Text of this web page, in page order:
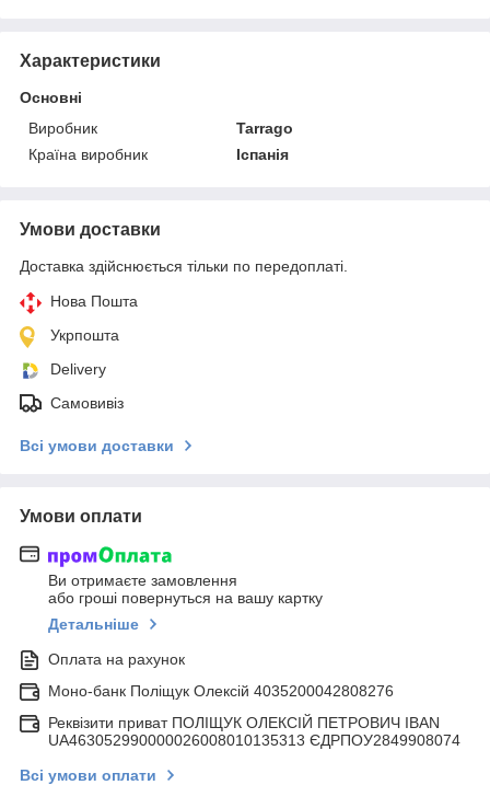
Характеристики
Основні
Виробник
Tarrago
Країна виробник
Іспанія
Умови доставки
Доставка здійснюється тільки по передоплаті.
Нова Пошта
Укрпошта
Delivery
Самовивіз
Всі умови доставки
Умови оплати
Ви отримаєте замовлення
або гроші повернуться на вашу картку
Детальніше
Оплата на рахунок
Моно-банк Поліщук Олексій 4035200042808276
Реквізити приват ПОЛІЩУК ОЛЕКСІЙ ПЕТРОВИЧ IBAN
UA463052990000026008010135313 ЄДРПОУ2849908074
Всі умови оплати